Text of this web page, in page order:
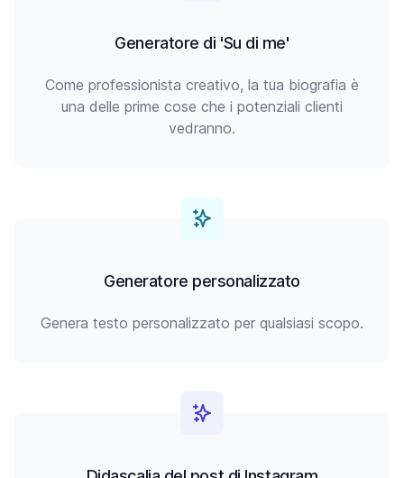
Generatore di 'Su di me'
Come professionista creativo, la tua biografia è
una delle prime cose che i potenziali clienti
vedranno.
Generatore personalizzato
Genera testo personalizzato per qualsiasi scopo.